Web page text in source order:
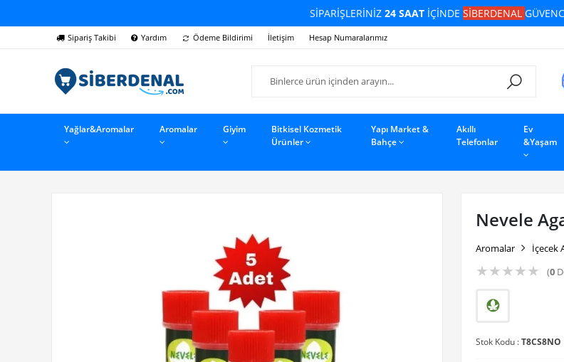
SİPARİŞLERİNİZ 24 SAATİÇİNDE SİBERDENAL
Sipariş Takibi Yardım Ödeme Bildirimi İletişim Hesap Numaralarımız
Yağlar&Aromalar Aromalar Giyim
Bitkisel Kozmetik
Ürünler
Yapı Market &
Bahçe
Akıllı
Telefonlar
Ev
&Yaşam
Nevele
Aromalar İçecek
★★★★★ (0
Stok Kodu :T8CS8NO